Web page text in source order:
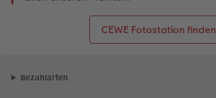
CEWE Fotostation finden
Bezahlarten